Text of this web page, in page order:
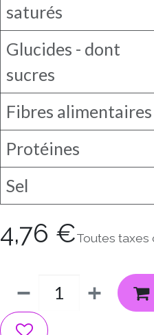
saturés
Glucides - dont
sucres
Fibres alimentaires
Protéines
Sel
4,76 €Toutes taxes